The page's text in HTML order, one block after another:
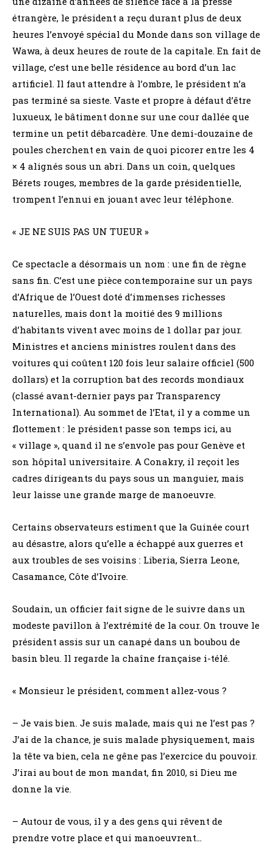
étrangère, le président a reçu durant plus de deux
heures l’envoyé spécial du Monde dans son village de
Wawa, à deux heures de route de la capitale. En fait de
village, c’est une belle résidence au bord d’un lac
artificiel. Il faut attendre à l’ombre, le président n’a
pas terminé sa sieste. Vaste et propre à défaut d’être
luxueux, le bâtiment donne sur une cour dallée que
termine un petit débarcadère. Une demi-douzaine de
poules cherchent en vain de quoi picorer entre les 4
× 4 alignés sous un abri. Dans un coin, quelques
Bérets rouges, membres de la garde présidentielle,
trompent l’ennui en jouant avec leur téléphone.
« JE NE SUIS PAS UN TUEUR »
Ce spectacle a désormais un nom : une fin de règne
sans fin. C’est une pièce contemporaine sur un pays
d’Afrique de l’Ouest doté d’immenses richesses
naturelles, mais dont la moitié des 9 millions
d’habitants vivent avec moins de 1 dollar par jour.
Ministres et anciens ministres roulent dans des
voitures qui coûtent 120 fois leur salaire officiel (500
dollars) et la corruption bat des records mondiaux
(classé avant-dernier pays par Transparency
International). Au sommet de l’Etat, il y a comme un
flottement : le président passe son temps ici, au
« village », quand il ne s’envole pas pour Genève et
son hôpital universitaire. A Conakry, il reçoit les
cadres dirigeants du pays sous un manguier, mais
leur laisse une grande marge de manoeuvre.
Certains observateurs estiment que la Guinée court
au désastre, alors qu’elle a échappé aux guerres et
aux troubles de ses voisins : Liberia, Sierra Leone,
Casamance, Côte d’Ivoire.
Soudain, un officier fait signe de le suivre dans un
modeste pavillon à l’extrémité de la cour. On trouve le
président assis sur un canapé dans un boubou de
basin bleu. Il regarde la chaîne française i-télé.
« Monsieur le président, comment allez-vous ?
– Je vais bien. Je suis malade, mais qui ne l’est pas ?
J’ai de la chance, je suis malade physiquement, mais
la tête va bien, cela ne gêne pas l’exercice du pouvoir.
J’irai au bout de mon mandat, fin 2010, si Dieu me
donne la vie.
– Autour de vous, il y a des gens qui rêvent de
prendre votre place et qui manoeuvrent…